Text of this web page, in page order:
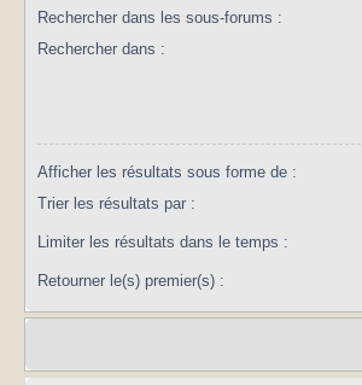
Rechercher dans les sous-forums :
Rechercher dans :
Afficher les résultats sous forme de :
Trier les résultats par :
Limiter les résultats dans le temps :
Retourner le(s) premier(s) :